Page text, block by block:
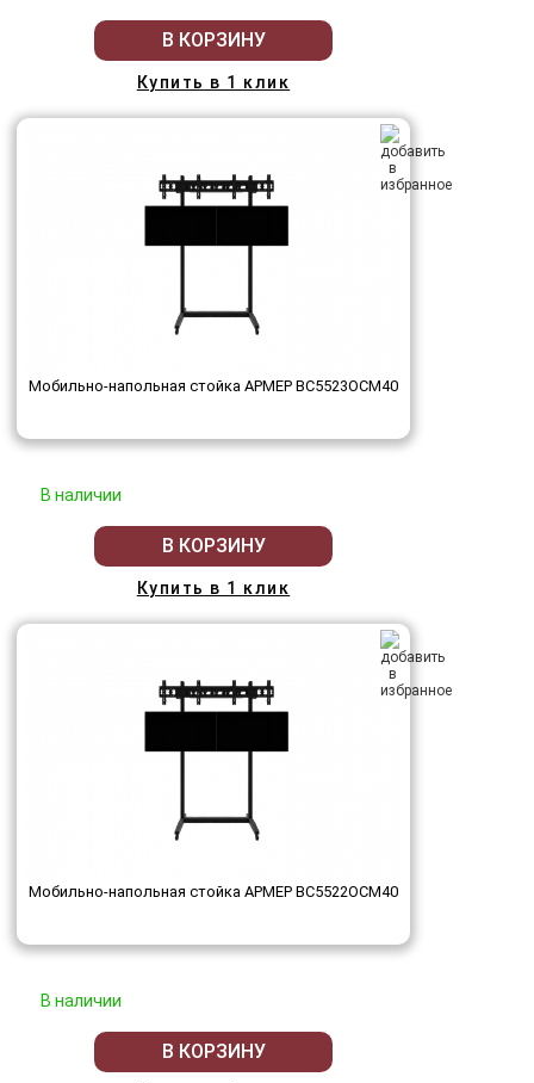
В КОРЗИНУ
Купить в 1 клик
Мобильно-напольная стойка АРМЕР ВС5523ОСМ40
В наличии
В КОРЗИНУ
Купить в 1 клик
Мобильно-напольная стойка АРМЕР ВС5522ОСМ40
В наличии
В КОРЗИНУ